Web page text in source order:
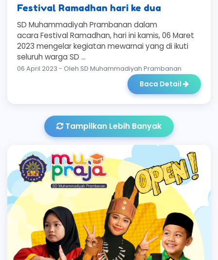
Festival Ramadhan hari ke dua
SD Muhammadiyah Prambanan dalam
acara Festival Ramadhan, hari ini kamis, 06 Maret
2023 mengelar kegiatan mewarnai yang di ikuti
seluruh warga SD ...
06 April 2023 - Oleh SD Muhammadiyah Prambanan
Baca Detail
Tampilkan Lebih Banyak